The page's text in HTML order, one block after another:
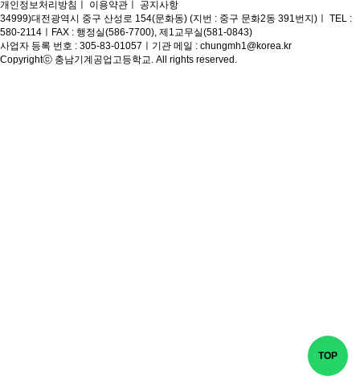
학
학
습
TOP
개인정보처리방침 이용약관
공지사항
34999)대전광역시 중구 산성로 154(문화동) (지번 : 중구 문화2동 391번지)
TEL :
580-2114
FAX : 행정실(586-7700), 제1교무실(581-0843)
사업자 등록 번호 : 305-83-01057
기관 메일 : chungmh1@korea.kr
Copyrightⓒ 충남기계공업고등학교. All rights reserved.